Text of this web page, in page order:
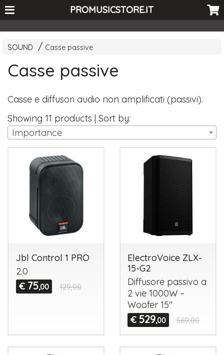
<-- Curio's GSC -->PROMUSICSTORE.IT
SOUND Casse passive
Casse passive
Casse e diffusori audio non amplificati (passivi).
Showing 11 products | Sort by:
Importance
Jbl Control 1 PRO
2.0
€ 75,00 129,00
ElectroVoice ZLX-
15-G2
Diffusore passivo a
2 vie 1000W –
Woofer 15"
€ 529,00 569,00